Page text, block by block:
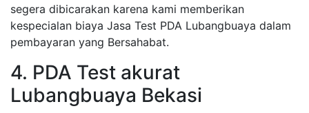
segera dibicarakan karena kami memberikan
kespecialan biaya Jasa Test PDA Lubangbuaya dalam
pembayaran yang Bersahabat.
4. PDA Test akurat
Lubangbuaya Bekasi